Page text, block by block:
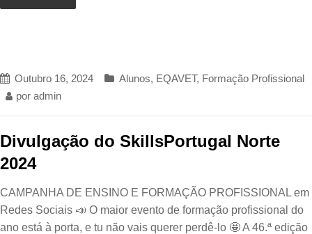
Outubro 16, 2024 Alunos, EQAVET, Formação Profissional
por admin
Divulgação do SkillsPortugal Norte
2024
CAMPANHA DE ENSINO E FORMAÇÃO PROFISSIONAL em
Redes Sociais 📣 O maior evento de formação profissional do
ano está à porta, e tu não vais querer perdê-lo 🤩 A 46.ª edição